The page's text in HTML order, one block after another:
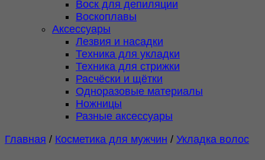
Воск для депиляции
Воскоплавы
Аксессуары
Лезвия и насадки
Техника для укладки
Техника для стрижки
Расчёски и щётки
Одноразовые материалы
Ножницы
Разные аксессуары
Главная / Косметика для мужчин / Укладка волос